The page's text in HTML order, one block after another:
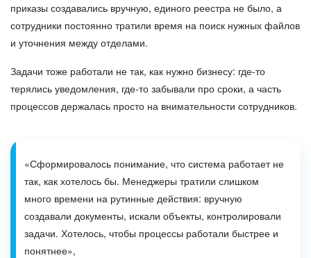
приказы создавались вручную, единого реестра не было, а
сотрудники постоянно тратили время на поиск нужных файлов
и уточнения между отделами.
Задачи тоже работали не так, как нужно бизнесу: где-то
терялись уведомления, где-то забывали про сроки, а часть
процессов держалась просто на внимательности сотрудников.
«Сформировалось понимание, что система работает не
так, как хотелось бы. Менеджеры тратили слишком
много времени на рутинные действия: вручную
создавали документы, искали объекты, контролировали
задачи. Хотелось, чтобы процессы работали быстрее и
понятнее»,